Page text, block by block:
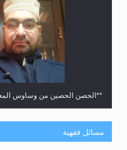
**الحصن الحصين من وساوس
مسائل فقهية